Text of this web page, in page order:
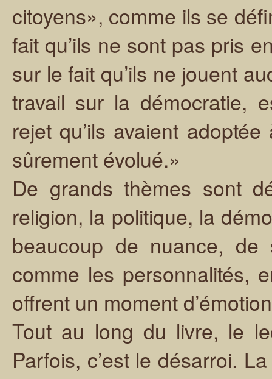
citoyens», comme ils se
fait qu’ils ne sont pas pris
sur le fait qu’ils ne jouent
travail sur la démocratie,
rejet qu’ils avaient
sûrement évolué.»
De grands thèmes sont
religion, la politique, la
beaucoup de nuance, de
comme les personnalités,
offrent un moment
Tout au long du livre, le
Parfois, c’est le désarroi.